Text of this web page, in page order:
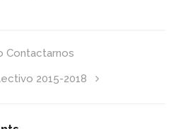
Contactarnos
2015-2018